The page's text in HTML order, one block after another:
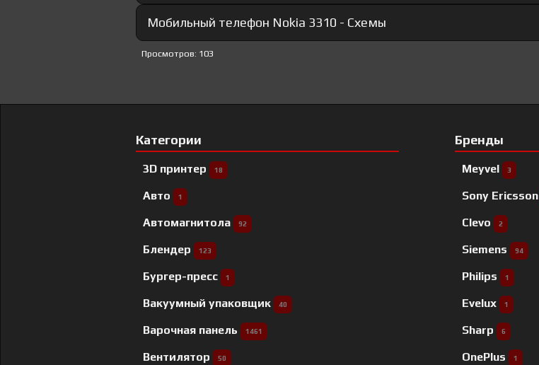
Мобильный телефон Nokia 3310 - Схемы
Просмотров: 103
Категории
3D принтер 18
Авто 1
Автомагнитола 92
Блендер 123
Бургер-пресс 1
Вакуумный упаковщик 40
Варочная панель 1461
Вентилятор 50
Бренды
Meyvel 3
Sony Ericsson
Clevo 2
Siemens 94
Philips 1
Evelux 1
Sharp 6
OnePlus 1